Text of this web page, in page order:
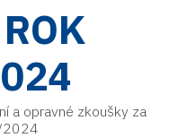
a opravné zkoušky za
2024